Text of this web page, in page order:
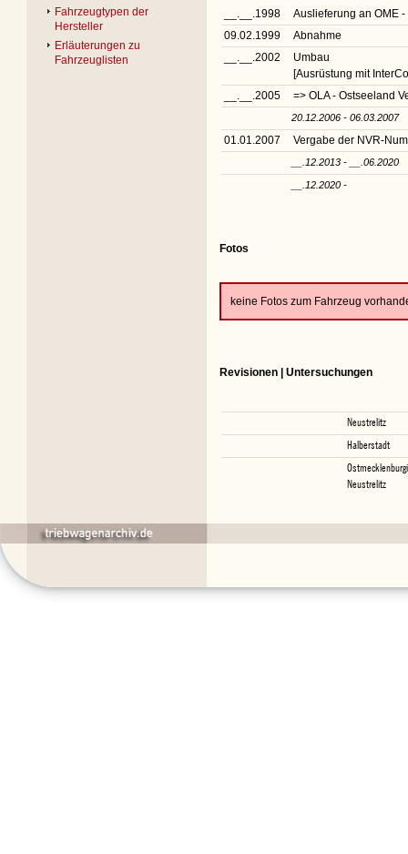
Fahrzeugtypen der
Hersteller
Erläuterungen zu
Fahrzeuglisten
__.__.1998
Auslieferung an OME
09.02.1999
Abnahme
__.__.2002
Umbau
[Ausrüstung mit
__.__.2005
=> OLA - Ostseeland
20.12.2006 - 06.03.2007
01.01.2007 Vergabe der NVR-
__.12.2013 - __.06.2020
__.12.2020 -
Fotos
keine Fotos zum Fahrzeug
Revisionen | Untersuchungen
Neustrelitz
Halberstadt
Neustrelitz